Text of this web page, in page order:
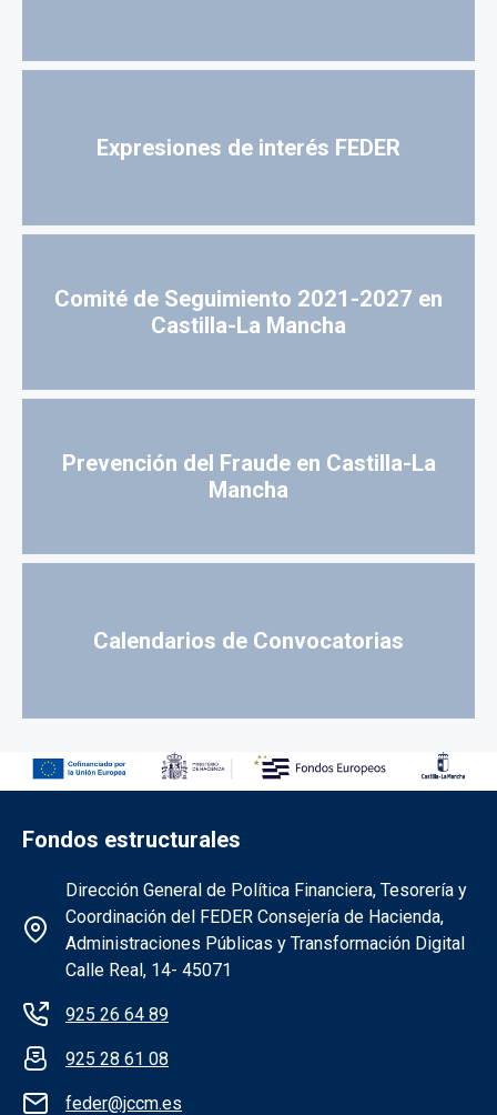
Expresiones de interés FEDER
Comité de Seguimiento 2021-2027 en
Castilla-La Mancha
Prevención del Fraude en Castilla-La
Mancha
Calendarios de Convocatorias
Fondos estructurales
Información de la institución FEDER
Dirección General de Política Financiera, Tesorería y
Coordinación del FEDER Consejería de Hacienda,
Administraciones Públicas y Transformación Digital
Calle Real, 14- 45071
925 26 64 89
925 28 61 08
feder@jccm.es